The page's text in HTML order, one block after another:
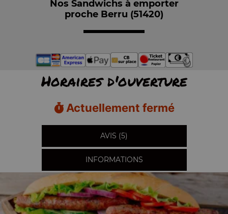
Nos Sandwichs à emporter
proche Berru (51420)
Horaires d'ouverture
Actuellement fermé
AVIS (5)
INFORMATIONS